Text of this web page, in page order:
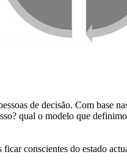
de decisão. Com base
qual o modelo que
conscientes do estado